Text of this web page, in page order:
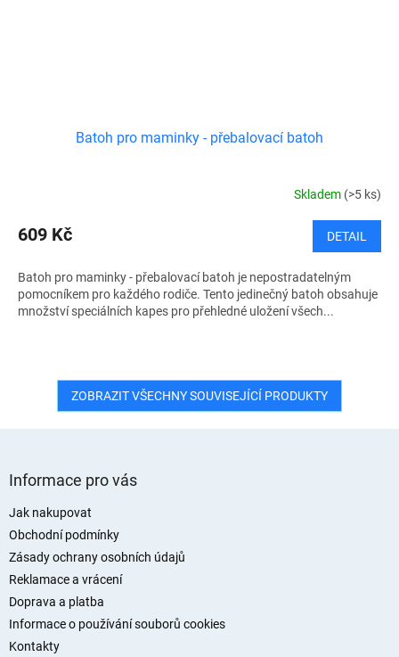
Batoh pro maminky - přebalovací batoh
Skladem (>5 ks)
609 Kč DETAIL
Batoh pro maminky - přebalovací batoh je nepostradatelným
pomocníkem pro každého rodiče. Tento jedinečný batoh obsahuje
množství speciálních kapes pro přehledné uložení všech...
ZOBRAZIT VŠECHNY SOUVISEJÍCÍ PRODUKTY
Informace pro vás
Jak nakupovat
Obchodní podmínky
Zásady ochrany osobních údajů
Reklamace a vrácení
Doprava a platba
Informace o používání souborů cookies
Kontakty